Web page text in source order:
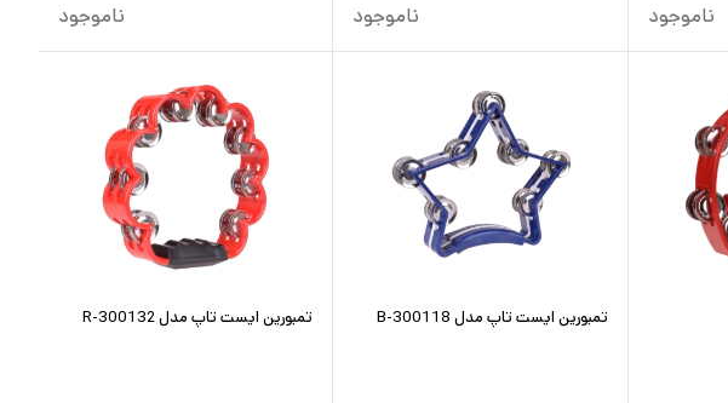
ناموجود ناموجود ناموجود
تمبورین ایست تاپ مدل B-300118 تمبورین ایست تاپ مدل R-300132